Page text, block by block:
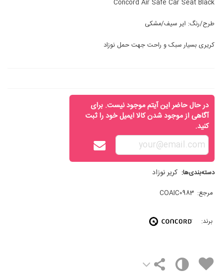
Concord Air Safe Car Seat Black
طرح/رنگ: ایر سیف/مشکی
کریری بسیار سبک و راحت جهت حمل نوزاد
در حال حاضر این آیتم موجود نیست. برای
آگاهی از موجود شدن کالا ایمیل خود را ثبت
کنید.
دسته‌بندی‌ها: کریر نوزاد
مرجع: COAIC0983
برند: